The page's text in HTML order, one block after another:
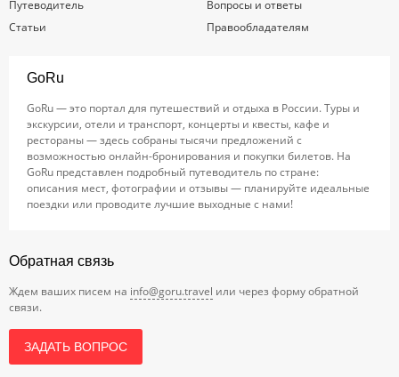
Путеводитель
Статьи
Вопросы и ответы
Правообладателям
GoRu
GoRu — это портал для путешествий и отдыха в России. Туры и
экскурсии, отели и транспорт, концерты и квесты, кафе и
рестораны — здесь собраны тысячи предложений с
возможностью онлайн-бронирования и покупки билетов. На
GoRu представлен подробный путеводитель по стране:
описания мест, фотографии и отзывы — планируйте идеальные
поездки или проводите лучшие выходные с нами!
Обратная связь
Ждем ваших писем на info@goru.travel или через форму обратной
связи.
ЗАДАТЬ ВОПРОС